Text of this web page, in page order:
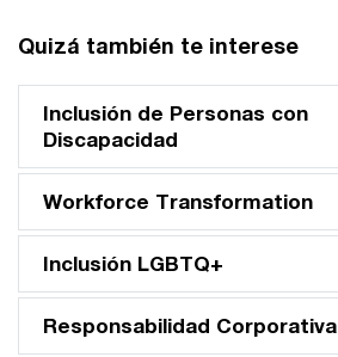
Quizá también te interese
Inclusión de Personas con
Discapacidad
Workforce Transformation
Inclusión LGBTQ+
Responsabilidad Corporativa